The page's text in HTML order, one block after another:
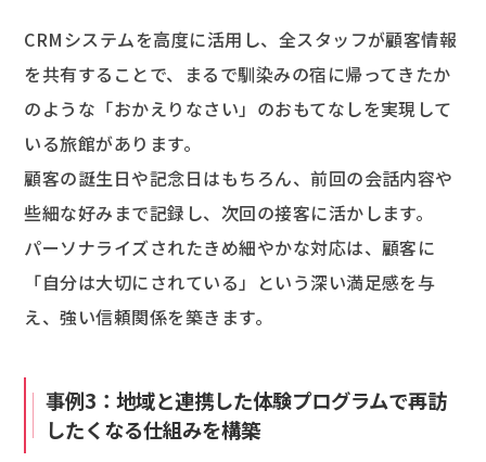
CRMシステムを高度に活用し、全スタッフが顧客情報
を共有することで、まるで馴染みの宿に帰ってきたか
のような「おかえりなさい」のおもてなしを実現して
いる旅館があります。
顧客の誕生日や記念日はもちろん、前回の会話内容や
些細な好みまで記録し、次回の接客に活かします。
パーソナライズされたきめ細やかな対応は、顧客に
「自分は大切にされている」という深い満足感を与
え、強い信頼関係を築きます。
事例3：地域と連携した体験プログラムで再訪
したくなる仕組みを構築